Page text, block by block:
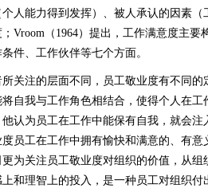
人能力得到发挥）、被人承认的因素
Vroom（1964）提出，工作满意度主要
件、工作伙伴等七个方面。
关注的层面不同，员工敬业度有不同的
将自我与工作角色相结合，使得个人在
他认为员工在工作中能保有自我，就会
员工在工作中拥有愉快和满意的、有
更为关注员工敬业度对组织的价值，从
上和理智上的投入，是一种员工对组织